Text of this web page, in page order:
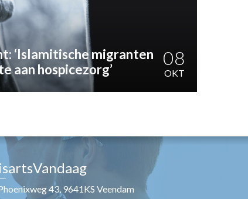
‘Islamitische migranten
aan hospicezorg’
08
OKT
43, 9641KS Veendam